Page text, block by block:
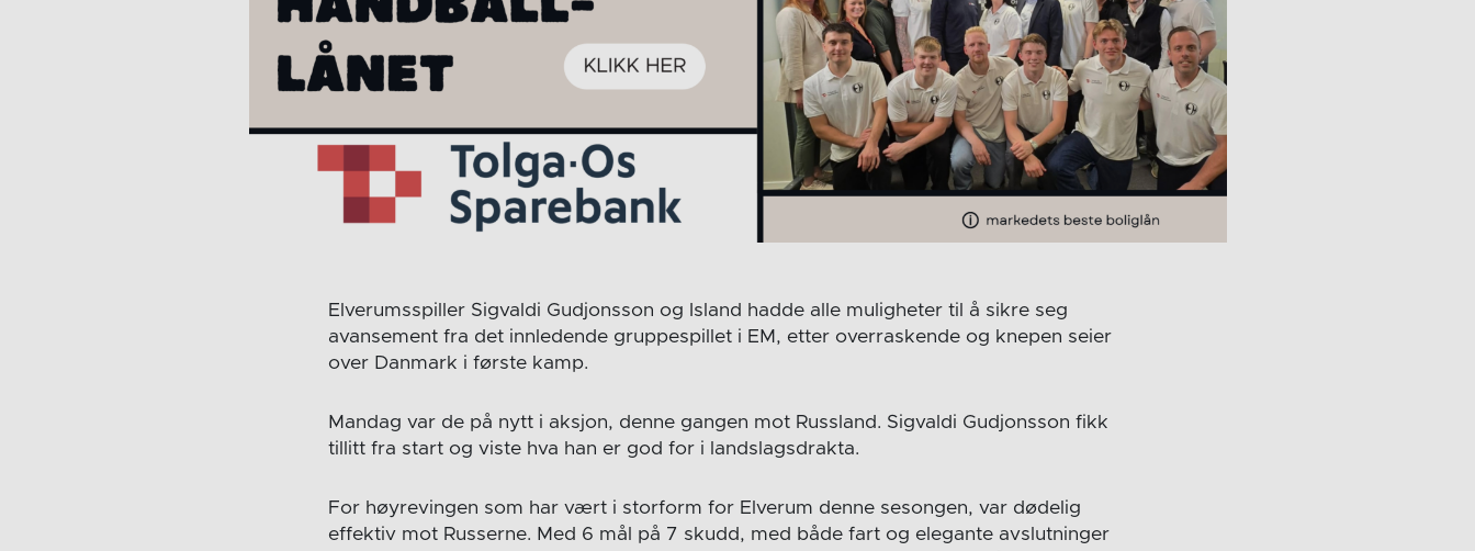
Elverumsspiller Sigvaldi Gudjonsson og Island hadde alle muligheter til å sikre seg
avansement fra det innledende gruppespillet i EM, etter overraskende og knepen seier
over Danmark i første kamp.
Mandag var de på nytt i aksjon, denne gangen mot Russland. Sigvaldi Gudjonsson fikk
tillitt fra start og viste hva han er god for i landslagsdrakta.
For høyrevingen som har vært i storform for Elverum denne sesongen, var dødelig
effektiv mot Russerne. Med 6 mål på 7 skudd, med både fart og elegante avslutninger